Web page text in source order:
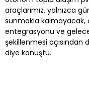
araçlarımız, yalnızca
sunmakla kalmayacak,
entegrasyonu ve
şekillenmesi
diye konuştu.